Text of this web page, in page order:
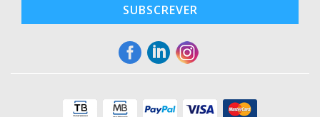
SUBSCREVER